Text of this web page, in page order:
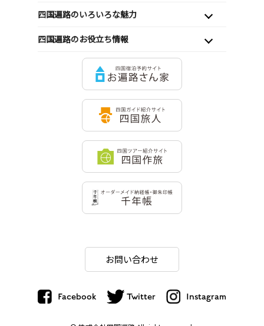
四国遍路のいろいろな魅力
四国遍路のお役立ち情報
お問い合わせ
Facebook Twitter Instagram